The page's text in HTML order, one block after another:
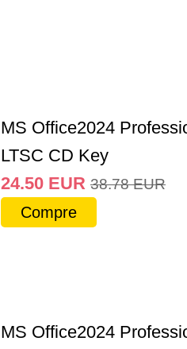
MS Office2024
LTSC CD Key
24.50 EUR 38.78 EUR
Compre
MS Office2024